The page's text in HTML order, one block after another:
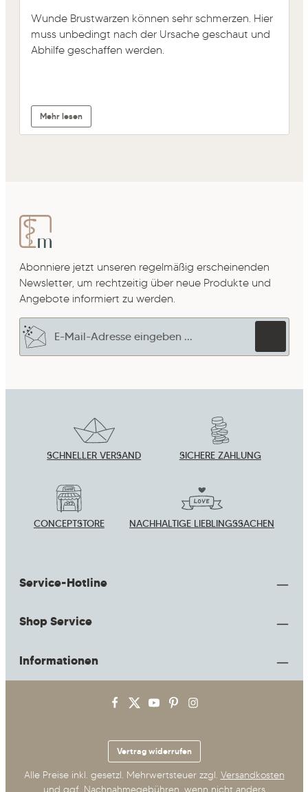
Wunde Brustwarzen können sehr schmerzen. Hier
muss unbedingt nach der Ursache geschaut und
Abhilfe geschaffen werden.
Mehr lesen
Abonniere jetzt unseren regelmäßig erscheinenden
Newsletter, um rechtzeitig über neue Produkte und
Angebote informiert zu werden.
E-Mail-Adresse*
AGBgelesen und
bin mit ihnen einverstanden.
Zeichen ein*
SCHNELLER VERSAND SICHERE ZAHLUNG
CONCEPTSTORE NACHHALTIGE LIEBLINGSSACHEN
Service-Hotline
Shop Service
Informationen
Vertrag widerrufen
Alle Preise inkl. gesetzl. Mehrwertsteuer zzgl. Versandkosten
und ggf. Nachnahmegebühren, wenn nicht anders